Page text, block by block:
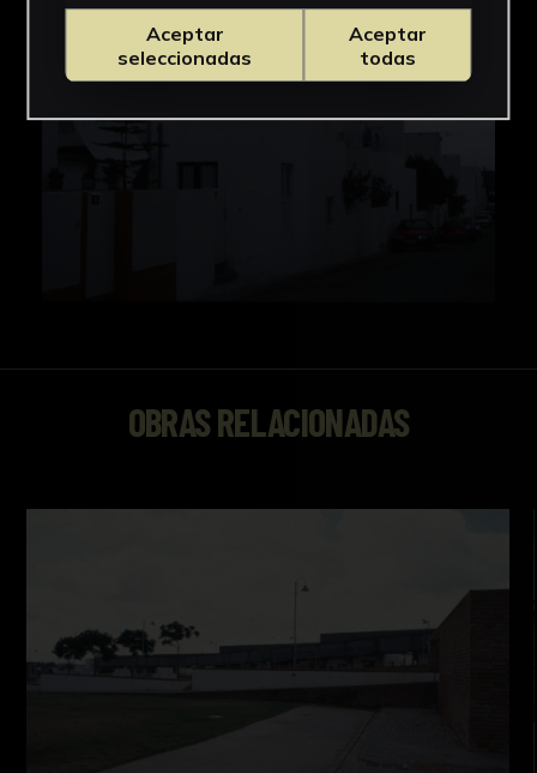
OBRAS RELACIONADAS
Aceptar
seleccionadas
Aceptar
todas